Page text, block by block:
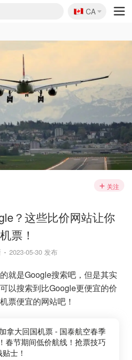
🇨🇦
CA
关注
？这些比价网站让你
票！
2023-05-30 发布
就是Google搜索吧，但是其实
以搜索到比Google更便宜的价
票便宜的网站吧！
拿大回国机票 - 国泰航空春季
春节期间低价航线！抢票技巧
士！